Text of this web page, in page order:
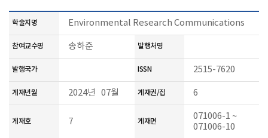
학술지명 Environmental Research Communications
참여교수명 송하준 발행처명
발행국가 ISSN 2515-7620
게재년월 2024년 07월 게재권/집 6
게재호 7 게재면
071006-1 ~
071006-10